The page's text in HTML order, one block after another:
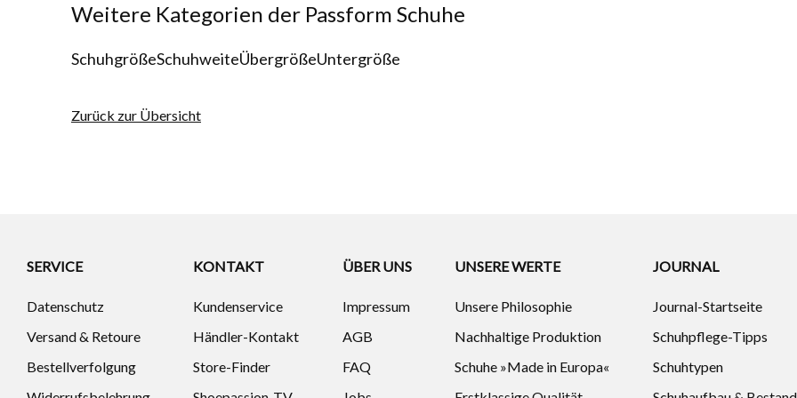
Weitere Kategorien der Passform Schuhe
SchuhgrößeSchuhweiteÜbergrößeUntergröße
Zurück zur Übersicht
SERVICE
Datenschutz
Versand & Retoure
Bestellverfolgung
KONTAKT
Kundenservice
Händler-Kontakt
Store-Finder
ÜBER UNS
Impressum
AGB
FAQ
UNSERE WERTE
Unsere Philosophie
Nachhaltige Produktion
Schuhe »Made in Europa«
JOURNAL
Journal-Startseite
Schuhpflege-Tipps
Schuhtypen